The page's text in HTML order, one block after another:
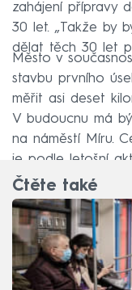
zahájení přípravy
30 let. „Takže by
dělat těch 30 let
Město v
stavbu prvního
měřit asi deset
V budoucnu má
na náměstí Míru.
je podle letošní
Čtěte také